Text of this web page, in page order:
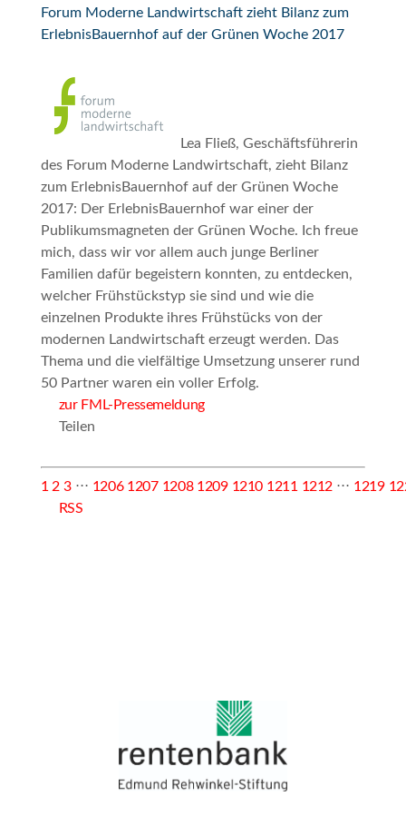
Forum Moderne Landwirtschaft zieht Bilanz zum
ErlebnisBauernhof auf der Grünen Woche 2017
Lea Fließ, Geschäftsführerin
des Forum Moderne Landwirtschaft, zieht Bilanz
zum ErlebnisBauernhof auf der Grünen Woche
2017: Der ErlebnisBauernhof war einer der
Publikumsmagneten der Grünen Woche. Ich freue
mich, dass wir vor allem auch junge Berliner
Familien dafür begeistern konnten, zu entdecken,
welcher Frühstückstyp sie sind und wie die
einzelnen Produkte ihres Frühstücks von der
modernen Landwirtschaft erzeugt werden. Das
Thema und die vielfältige Umsetzung unserer rund
50 Partner waren ein voller Erfolg.
zur FML-Pressemeldung
Teilen
1 2 3⋅⋅⋅ 1206 1207 1208 1209 1210 1211 1212 ⋅⋅⋅ 1219
RSS